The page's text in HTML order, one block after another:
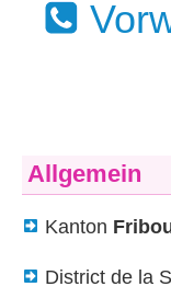
Allgemein
Kanton
District de la